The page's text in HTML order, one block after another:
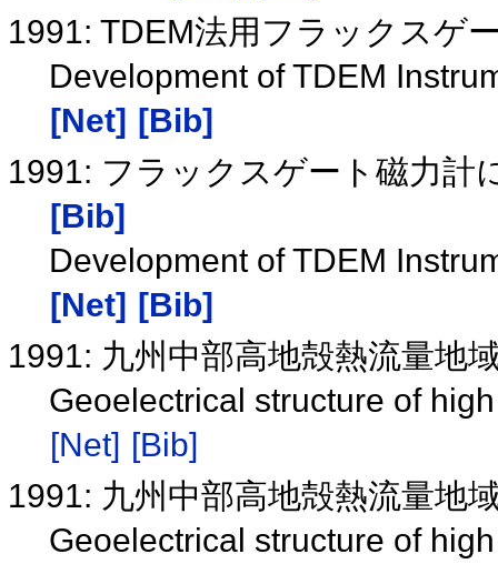
1991: TDEM法用フラックスゲ
Development of TDEM
[Net] [Bib]
1991: フラックスゲート磁力計
[Bib]
Development of TDEM
[Net] [Bib]
1991: 九州中部高地殻熱流量地
Geoelectrical structure of
[Net] [Bib]
1991: 九州中部高地殻熱流量地
Geoelectrical structure of